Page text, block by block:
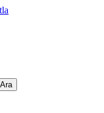
Ara